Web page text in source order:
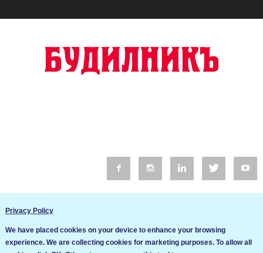
Общи условия
Privacy Policy
We have placed cookies on your device to enhance your browsing
experience. We are collecting cookies for marketing purposes. To allow all
Ние използваме бисквитки за да подобрим услугите си. Ако